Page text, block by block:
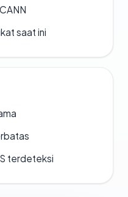
saat ini
terdeteksi